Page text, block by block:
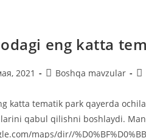
eng katta
2021
Рубрика
Boshqa mavzular
katta tematik park qayerda
qabul qilishni boshlaydi.
maps/dir//